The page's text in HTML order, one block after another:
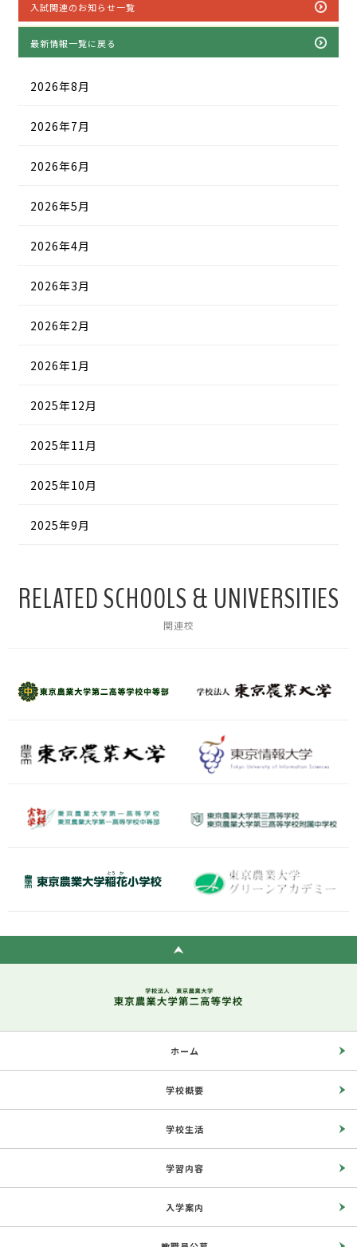
入試関連のお知らせ一覧
最新情報一覧に戻る
2026年8月
2026年7月
2026年6月
2026年5月
2026年4月
2026年3月
2026年2月
2026年1月
2025年12月
2025年11月
2025年10月
2025年9月
RELATED SCHOOLS & UNIVERSITIES
関連校
ホーム
学校概要
学校生活
学習内容
入学案内